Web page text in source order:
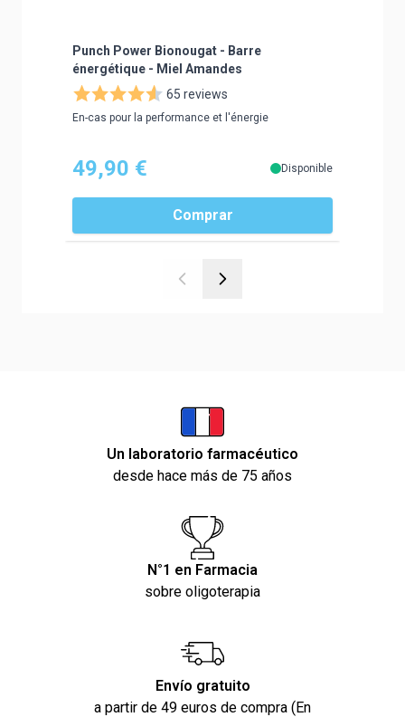
Punch Power Bionougat - Barre
énergétique - Miel Amandes
65 reviews
En-cas pour la performance et l'énergie
49,90 € Disponible
Comprar
Un laboratorio farmacéutico
desde hace más de 75 años
N°1 en Farmacia
sobre oligoterapia
Envío gratuito
a partir de 49 euros de compra (En